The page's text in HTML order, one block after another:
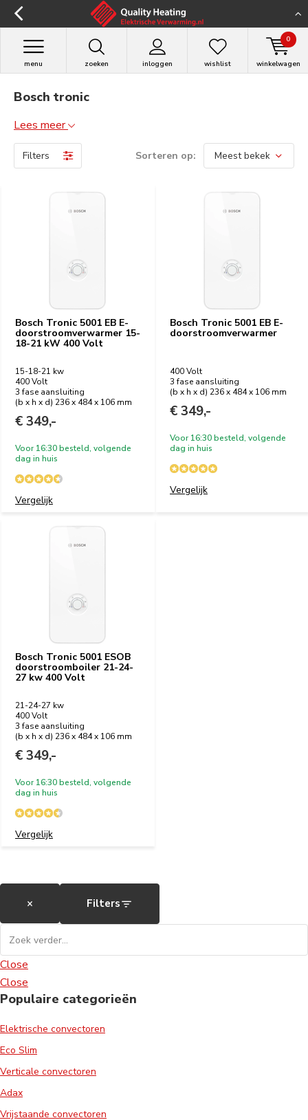
zoeken inloggen
menu wishlist winkelwagen
0
Bosch tronic
Lees meer
Filters Sorteren op:
Bosch Tronic 5001 EB E-
doorstroomverwarmer 15-
18-21 kW 400 Volt
15-18-21 kw
400 Volt
3 fase aansluiting
(b x h x d) 236 x 484 x 106 mm
€ 349,-
Voor 16:30 besteld, volgende
dag in huis
Vergelijk
Bosch Tronic 5001 EB E-
doorstroomverwarmer
400 Volt
3 fase aansluiting
(b x h x d) 236 x 484 x 106 mm
€ 349,-
Voor 16:30 besteld, volgende
dag in huis
Vergelijk
Bosch Tronic 5001 ESOB
doorstroomboiler 21-24-
27 kw 400 Volt
21-24-27 kw
400 Volt
3 fase aansluiting
(b x h x d) 236 x 484 x 106 mm
€ 349,-
Voor 16:30 besteld, volgende
dag in huis
Vergelijk
× Filters
Close
Close
Populaire categorieën
Elektrische convectoren
Eco Slim
Verticale convectoren
Adax
Vrijstaande convectoren